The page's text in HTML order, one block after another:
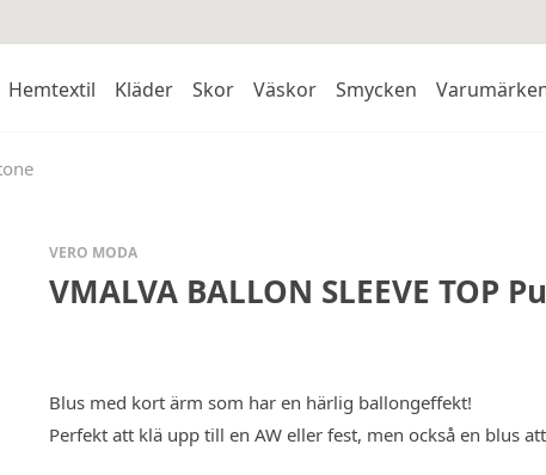
Hemtextil Kläder Skor Väskor Smycken
VERO MODA
VMALVA BALLON SLEEVE TOP
Blus med kort ärm som har en härlig ballongeffekt!
Perfekt att klä upp till en AW eller fest, men också en blus